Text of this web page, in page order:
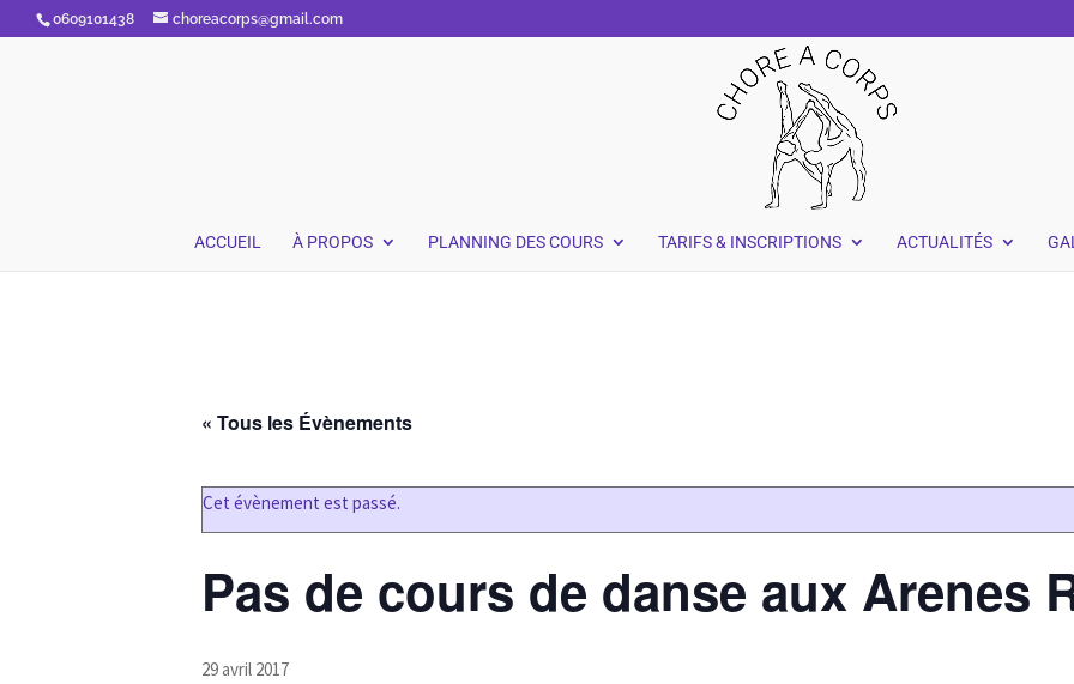
0609101438 choreacorps@gmail.com
ACCUEIL À PROPOS PLANNING DES COURS TARIFS & INSCRIPTIONS ACTUALITÉS
« Tous les Évènements
Cet évènement est passé.
Pas de cours de danse aux Arenes
29 avril 2017